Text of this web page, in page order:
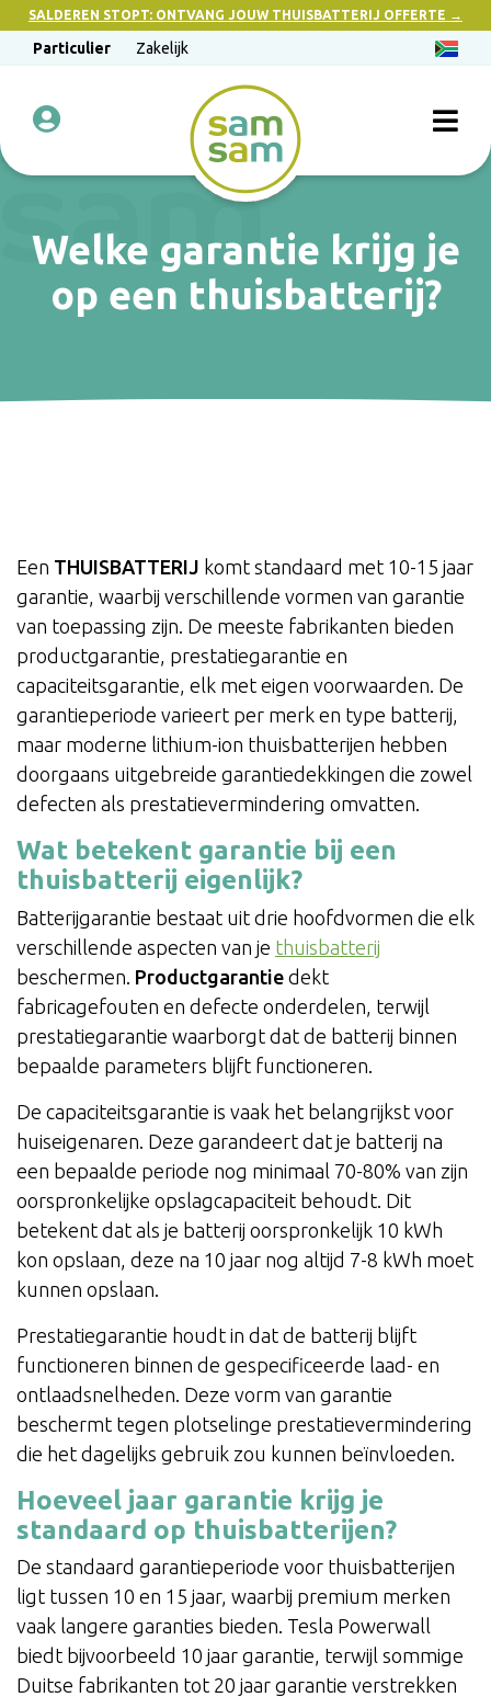
SALDEREN STOPT: ONTVANG JOUW THUISBATTERIJ OFFERTE →
Particulier Zakelijk
Welke garantie krijg je
op een thuisbatterij?
Een THUISBATTERIJ komt standaard met 10-15 jaar
garantie, waarbij verschillende vormen van garantie
van toepassing zijn. De meeste fabrikanten bieden
productgarantie, prestatiegarantie en
capaciteitsgarantie, elk met eigen voorwaarden. De
garantieperiode varieert per merk en type batterij,
maar moderne lithium-ion thuisbatterijen hebben
doorgaans uitgebreide garantiedekkingen die zowel
defecten als prestatievermindering omvatten.
Wat betekent garantie bij een
thuisbatterij eigenlijk?
Batterijgarantie bestaat uit drie hoofdvormen die elk
verschillende aspecten van je thuisbatterij
beschermen. Productgarantie dekt
fabricagefouten en defecte onderdelen, terwijl
prestatiegarantie waarborgt dat de batterij binnen
bepaalde parameters blijft functioneren.
De capaciteitsgarantie is vaak het belangrijkst voor
huiseigenaren. Deze garandeert dat je batterij na
een bepaalde periode nog minimaal 70-80% van zijn
oorspronkelijke opslagcapaciteit behoudt. Dit
betekent dat als je batterij oorspronkelijk 10 kWh
kon opslaan, deze na 10 jaar nog altijd 7-8 kWh moet
kunnen opslaan.
Prestatiegarantie houdt in dat de batterij blijft
functioneren binnen de gespecificeerde laad- en
ontlaadsnelheden. Deze vorm van garantie
beschermt tegen plotselinge prestatievermindering
die het dagelijks gebruik zou kunnen beïnvloeden.
Hoeveel jaar garantie krijg je
standaard op thuisbatterijen?
De standaard garantieperiode voor thuisbatterijen
ligt tussen 10 en 15 jaar, waarbij premium merken
vaak langere garanties bieden. Tesla Powerwall
biedt bijvoorbeeld 10 jaar garantie, terwijl sommige
Duitse fabrikanten tot 20 jaar garantie verstrekken